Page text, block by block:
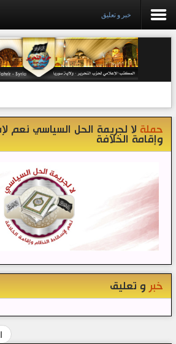
خبر و تعليق
حملة لا لجريمة الحل السياسي نعم
وإقامة الخلافة
خبر و تعليق